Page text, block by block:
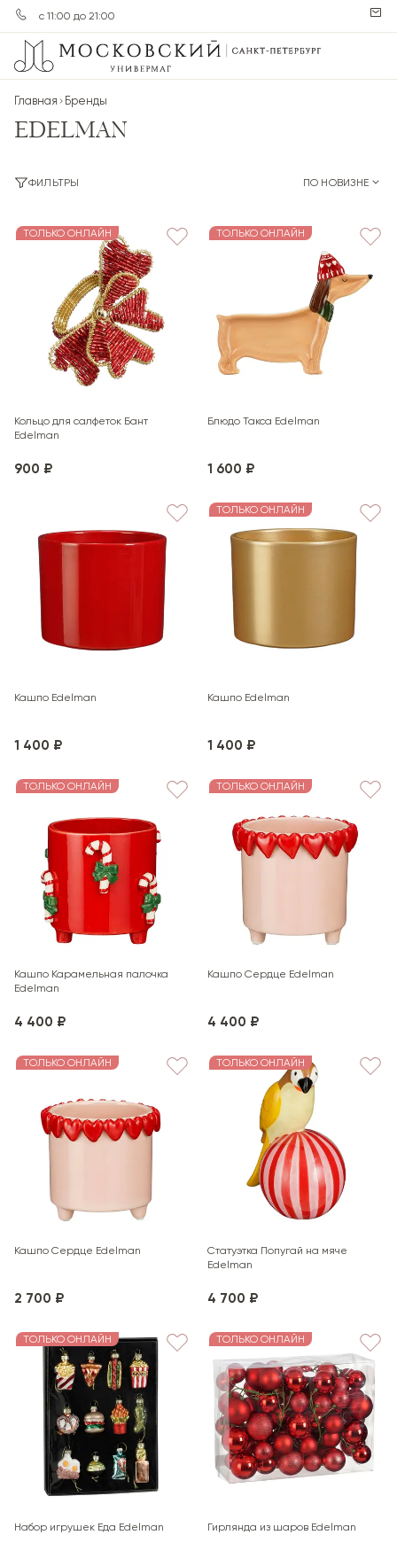
с 11:00 до 21:00
Главная Бренды
EDELMAN
ФИЛЬТРЫ ПО НОВИЗНЕ
ТОЛЬКО ОНЛАЙН
Кольцо для салфеток Бант
Edelman
900 ₽
ТОЛЬКО ОНЛАЙН
Блюдо Такса Edelman
1 600 ₽
Кашпо Edelman
1 400 ₽
ТОЛЬКО ОНЛАЙН
Кашпо Edelman
1 400 ₽
ТОЛЬКО ОНЛАЙН
Кашпо Карамельная палочка
Edelman
4 400 ₽
ТОЛЬКО ОНЛАЙН
Кашпо Сердце Edelman
4 400 ₽
ТОЛЬКО ОНЛАЙН
Кашпо Сердце Edelman
2 700 ₽
ТОЛЬКО ОНЛАЙН
Статуэтка Попугай на мяче
Edelman
4 700 ₽
ТОЛЬКО ОНЛАЙН
Набор игрушек Еда Edelman
ТОЛЬКО ОНЛАЙН
Гирлянда из шаров Edelman